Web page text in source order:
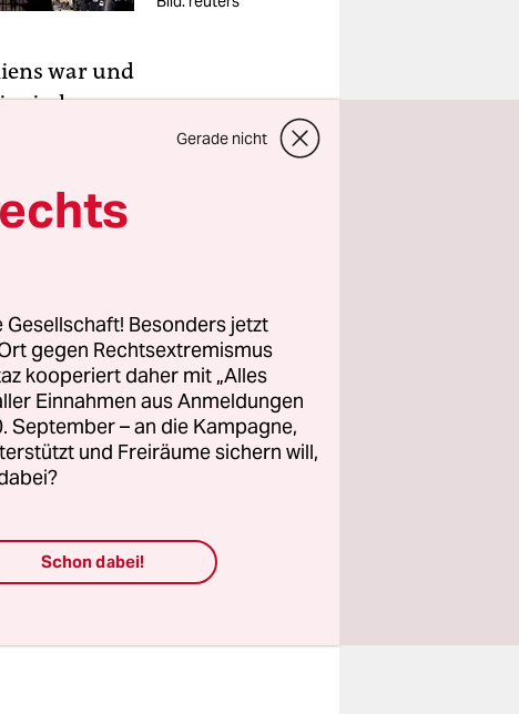
war und
Fußballs
wegen
Und doch
Gerade nicht
Besonders jetzt
gegen Rechtsextremismus
kooperiert daher mit „Alles
Einnahmen aus Anmeldungen
September – an die Kampagne,
und Freiräume sichern will,
Schon dabei!